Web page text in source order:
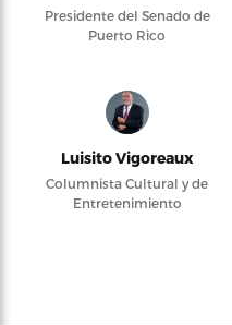
Presidente del Senado de
Puerto Rico
Luisito Vigoreaux
Columnista Cultural y de
Entretenimiento